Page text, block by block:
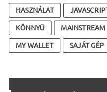
HASZNÁLAT
KÖNNYŰ MAINSTREAM
MY WALLET SAJÁT GÉP